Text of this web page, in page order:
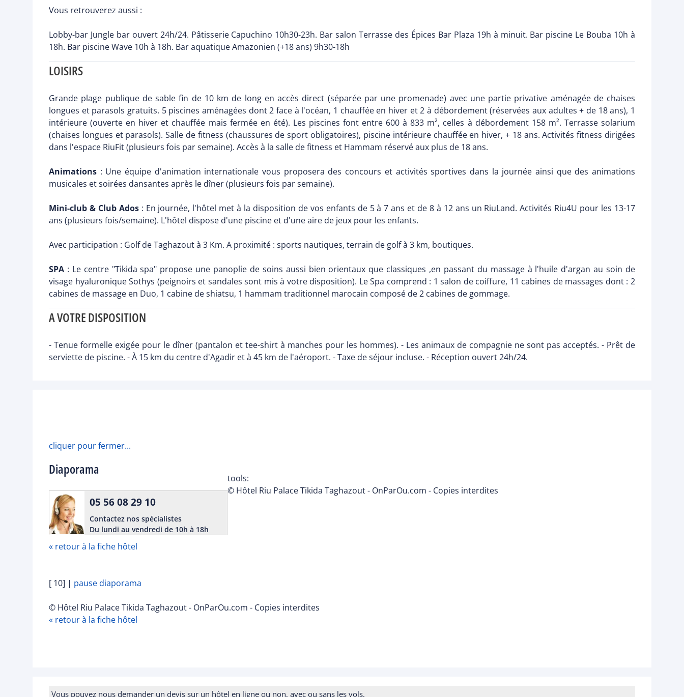
Vous retrouverez aussi :
Lobby-bar Jungle bar ouvert 24h/24. Pâtisserie Capuchino 10h30-23h. Bar salon Terrasse des Épices Bar Plaza 19h à minuit. Bar piscine Le Bouba 10h à
18h. Bar piscine Wave 10h à 18h. Bar aquatique Amazonien (+18 ans) 9h30-18h
LOISIRS
Grande plage publique de sable fin de 10 km de long en accès direct (séparée par une promenade) avec une partie privative aménagée de chaises
longues et parasols gratuits. 5 piscines aménagées dont 2 face à l'océan, 1 chauffée en hiver et 2 à débordement (réservées aux adultes + de 18 ans), 1
intérieure (ouverte en hiver et chauffée mais fermée en été). Les piscines font entre 600 à 833 m², celles à débordement 158 m². Terrasse solarium
(chaises longues et parasols). Salle de fitness (chaussures de sport obligatoires), piscine intérieure chauffée en hiver, + 18 ans. Activités fitness dirigées
dans l'espace RiuFit (plusieurs fois par semaine). Accès à la salle de fitness et Hammam réservé aux plus de 18 ans.
Animations : Une équipe d'animation internationale vous proposera des concours et activités sportives dans la journée ainsi que des animations
musicales et soirées dansantes après le dîner (plusieurs fois par semaine).
Mini-club & Club Ados: En journée, l'hôtel met à la disposition de vos enfants de 5 à 7 ans et de 8 à 12 ans un RiuLand. Activités Riu4U pour les 13-17
ans (plusieurs fois/semaine). L'hôtel dispose d'une piscine et d'une aire de jeux pour les enfants.
Avec participation : Golf de Taghazout à 3 Km. A proximité : sports nautiques, terrain de golf à 3 km, boutiques.
SPA : Le centre "Tikida spa" propose une panoplie de soins aussi bien orientaux que classiques ,en passant du massage à l'huile d'argan au soin de
visage hyaluronique Sothys (peignoirs et sandales sont mis à votre disposition). Le Spa comprend : 1 salon de coiffure, 11 cabines de massages dont : 2
cabines de massage en Duo, 1 cabine de shiatsu, 1 hammam traditionnel marocain composé de 2 cabines de gommage.
A VOTRE DISPOSITION
- Tenue formelle exigée pour le dîner (pantalon et tee-shirt à manches pour les hommes). - Les animaux de compagnie ne sont pas acceptés. - Prêt de
serviette de piscine. - À 15 km du centre d'Agadir et à 45 km de l'aéroport. - Taxe de séjour incluse. - Réception ouvert 24h/24.
cliquer pour fermer...
Diaporama
05 56 08 29 10
Contactez nos spécialistes
Du lundi au vendredi de 10h à 18h
tools:
© Hôtel Riu Palace Tikida Taghazout - OnParOu.com - Copies interdites
« retour à la fiche hôtel
[ 10] | pause diaporama
© Hôtel Riu Palace Tikida Taghazout - OnParOu.com - Copies interdites
« retour à la fiche hôtel
Vous pouvez nous demander un devis sur un hôtel en ligne ou non, avec ou sans les vols.